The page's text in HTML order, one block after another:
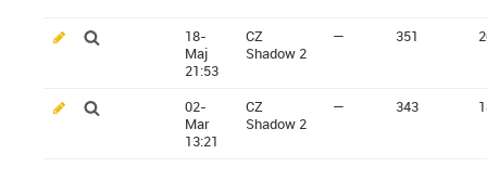
18-
Maj
21:53
CZ
Shadow 2
— 351
02-
Mar
13:21
CZ
Shadow 2
— 343